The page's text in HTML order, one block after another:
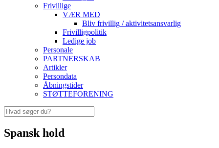
Frivillige
VÆR MED
Bliv frivillig / aktivitetsansvarlig
Frivilligpolitik
Ledige job
Personale
PARTNERSKAB
Artikler
Persondata
Åbningstider
STØTTEFORENING
Spansk hold